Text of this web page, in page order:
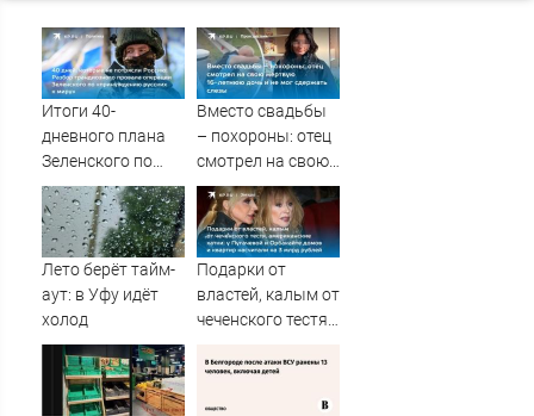
Итоги 40-
дневного плана
Зеленского по
принуждению к
миру: как
ответила Россия,
полный разбор
провала
военкора Коца
Вместо свадьбы
– похороны: отец
смотрел на свою
мертвую 16-
летнюю дочь и не
мог сдержать
слезы
Лето берёт тайм-
аут: в Уфу идёт
холод
Подарки от
властей, калым от
чеченского тестя,
хатки: у